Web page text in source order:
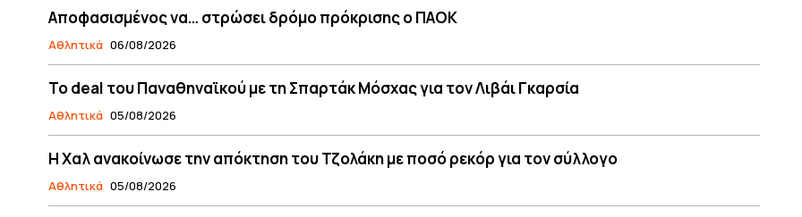
Αποφασισμένος να… στρώσει δρόμο πρόκρισης ο ΠΑΟΚ
Αθλητικά 06/08/2026
Το deal του Παναθηναϊκού με τη Σπαρτάκ Μόσχας για τον Λιβάι Γκαρσία
Αθλητικά 05/08/2026
Η Χαλ ανακοίνωσε την απόκτηση του Τζολάκη με ποσό ρεκόρ για τον σύλλογο
Αθλητικά 05/08/2026